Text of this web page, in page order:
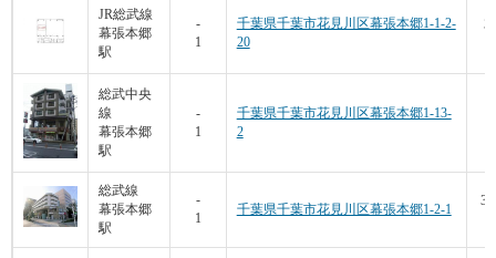
JR総武線
幕張本郷
駅
-
1
千葉県千葉市花見川区幕張本郷1-1-2-
20
総武中央
線
幕張本郷
駅
-
1
千葉県千葉市花見川区幕張本郷1-13-
2
総武線
幕張本郷
駅
-
1
千葉県千葉市花見川区幕張本郷1-2-1